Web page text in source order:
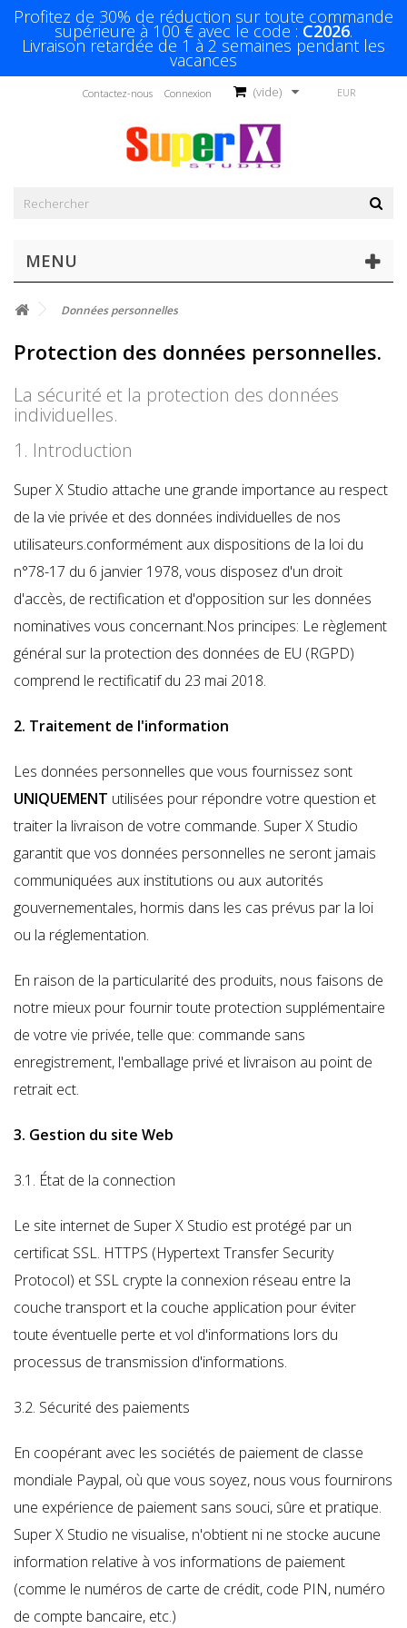
Profitez de 30% de réduction sur toute commande
supérieure à 100 € avec le code : C2026.
Livraison retardée de 1 à 2 semaines pendant les
vacances
EUR
(vide)
Connexion
Contactez-nous
MENU
Données personnelles
Protection des données personnelles.
La sécurité et la protection des données
individuelles.
1. Introduction
Super X Studio attache une grande importance au respect
de la vie privée et des données individuelles de nos
utilisateurs.conformément aux dispositions de la loi du
n°78-17 du 6 janvier 1978, vous disposez d'un droit
d'accès, de rectification et d'opposition sur les données
nominatives vous concernant.Nos principes: Le règlement
général sur la protection des données de EU (RGPD)
comprend le rectificatif du 23 mai 2018.
2. Traitement de l'information
Les données personnelles que vous fournissez sont
UNIQUEMENT utilisées pour répondre votre question et
traiter la livraison de votre commande. Super X Studio
garantit que vos données personnelles ne seront jamais
communiquées aux institutions ou aux autorités
gouvernementales, hormis dans les cas prévus par la loi
ou la réglementation.
En raison de la particularité des produits, nous faisons de
notre mieux pour fournir toute protection supplémentaire
de votre vie privée, telle que: commande sans
enregistrement, l'emballage privé et livraison au point de
retrait ect.
3. Gestion du site Web
3.1. État de la connection
Le site internet de Super X Studio est protégé par un
certificat SSL. HTTPS (Hypertext Transfer Security
Protocol) et SSL crypte la connexion réseau entre la
couche transport et la couche application pour éviter
toute éventuelle perte et vol d'informations lors du
processus de transmission d'informations.
3.2. Sécurité des paiements
En coopérant avec les sociétés de paiement de classe
mondiale Paypal, où que vous soyez, nous vous fournirons
une expérience de paiement sans souci, sûre et pratique.
Super X Studio ne visualise, n'obtient ni ne stocke aucune
information relative à vos informations de paiement
(comme le numéros de carte de crédit, code PIN, numéro
de compte bancaire, etc.)